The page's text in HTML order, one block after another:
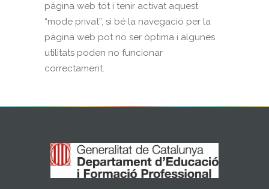
pàgina web tot i tenir activat aquest
“mode privat”, si bé la navegació per la
pàgina web pot no ser òptima i algunes
utilitats poden no funcionar
correctament.